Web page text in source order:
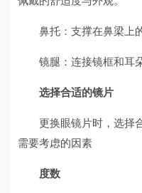
鼻托：支撑在鼻梁上
镜腿：连接镜框和耳
选择合适的镜片
更换眼镜片时，选择
需要考虑的因素
度数